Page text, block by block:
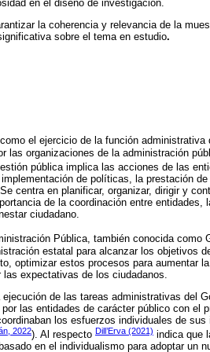
en el diseño de investigación.
la coherencia y relevancia de la
sobre el tema en estudio.
el ejercicio de la función administrativa
organizaciones de la administración
pública implica las acciones de las
de políticas, la prestación
centra en planificar, organizar, dirigir y
de la coordinación entre entidades,
ciudadano.
Pública, también conocida como
estatal para alcanzar los objetivos
optimizar estos procesos para aumentar
expectativas de los ciudadanos.
de las tareas administrativas del
las entidades de carácter público con el
los esfuerzos individuales de sus
2022). Al respecto Dill’Erva (2021) indica que
en el individualismo para adoptar un